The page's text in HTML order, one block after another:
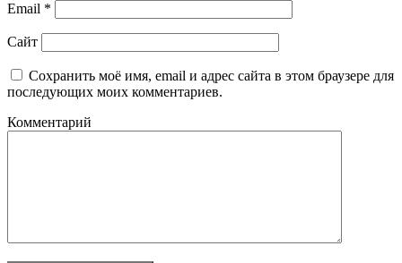
Email *
Сайт
Сохранить моё имя, email и адрес сайта в этом браузере для
последующих моих комментариев.
Комментарий